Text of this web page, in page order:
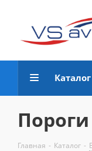
Каталог
Главная - Каталог -